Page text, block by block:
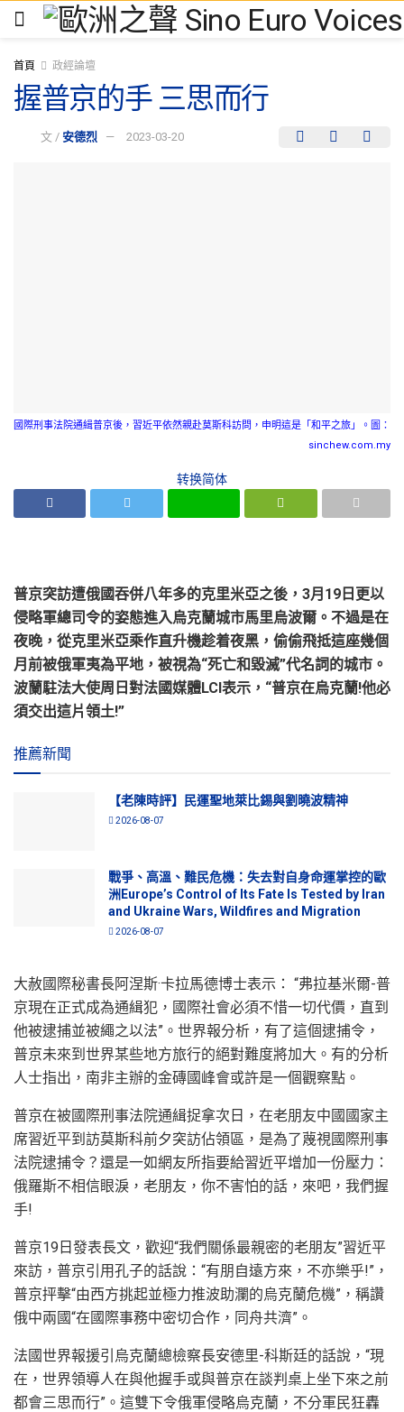
首頁 政經論壇
握普京的手 三思而行
文 / 安德烈 2023-03-20
國際刑事法院通緝普京後，習近平依然親赴莫斯科訪問，申明這是「和平之旅」。圖：
sinchew.com.my
转换简体
普京突訪遭俄國吞併八年多的克里米亞之後，3月19日更以
侵略軍總司令的姿態進入烏克蘭城市馬里烏波爾。不過是在
夜晚，從克里米亞乘作直升機趁着夜黑，偷偷飛抵這座幾個
月前被俄軍夷為平地，被視為“死亡和毀滅”代名詞的城市。
波蘭駐法大使周日對法國媒體LCI表示，“普京在烏克蘭!他必
須交出這片領土!”
推薦新聞
【老陳時評】民運聖地萊比錫與劉曉波精神
2026-08-07
戰爭、高溫、難民危機：失去對自身命運掌控的歐
洲Europe’s Control of Its Fate Is Tested by Iran
and Ukraine Wars, Wildfires and Migration
2026-08-07
大赦國際秘書長阿涅斯·卡拉馬德博士表示： “弗拉基米爾-普
京現在正式成為通緝犯，國際社會必須不惜一切代價，直到
他被逮捕並被繩之以法”。世界報分析，有了這個逮捕令，
普京未來到世界某些地方旅行的絕對難度將加大。有的分析
人士指出，南非主辦的金磚國峰會或許是一個觀察點。
普京在被國際刑事法院通緝捉拿次日，在老朋友中國國家主
席習近平到訪莫斯科前夕突訪佔領區，是為了蔑視國際刑事
法院逮捕令？還是一如網友所指要給習近平增加一份壓力：
俄羅斯不相信眼淚，老朋友，你不害怕的話，來吧，我們握
手!
普京19日發表長文，歡迎“我們關係最親密的老朋友”習近平
來訪，普京引用孔子的話說：“有朋自遠方來，不亦樂乎!”，
普京抨擊“由西方挑起並極力推波助瀾的烏克蘭危機”，稱讚
俄中兩國“在國際事務中密切合作，同舟共濟”。
法國世界報援引烏克蘭總檢察長安德里-科斯廷的話說，“現
在，世界領導人在與他握手或與普京在談判桌上坐下來之前
都會三思而行”。這雙下令俄軍侵略烏克蘭，不分軍民狂轟